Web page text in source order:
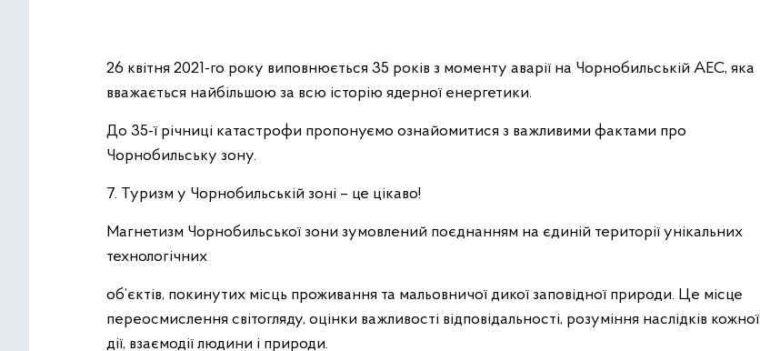
26 квітня 2021-го року виповнюється 35 років з моменту аварії на Чорнобильській АЕС, яка
вважається найбільшою за всю історію ядерної енергетики.
До 35-ї річниці катастрофи пропонуємо ознайомитися з важливими фактами про
Чорнобильську зону.
7. Туризм у Чорнобильській зоні – це цікаво!
Магнетизм Чорнобильської зони зумовлений поєднанням на єдиній території унікальних
технологічних
об’єктів, покинутих місць проживання та мальовничої дикої заповідної природи. Це місце
переосмислення світогляду, оцінки важливості відповідальності, розуміння наслідків кожної
дії, взаємодії людини і природи.